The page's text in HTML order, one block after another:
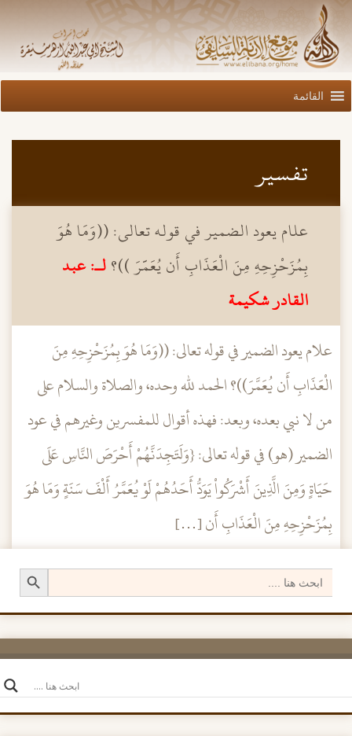
القائمة
تفسير
علام يعود الضمير في قوله تعالى: ((وَمَا هُوَ
بِمُزَحْزِحِهِ مِنَ الْعَذَابِ أَن يُعَمَّرَ ))؟لـ: عبد
القادر شكيمة
علام يعود الضمير في قوله تعالى: ((وَمَا هُوَ بِمُزَحْزِحِهِ مِنَ
الْعَذَابِ أَن يُعَمَّرَ))؟ الحمد لله وحده، والصلاة والسلام على
من لا نبي بعده، وبعد: فهذه أقوال للمفسرين وغيرهم في عود
الضمير (هو) في قوله تعالى: {وَلَتَجِدَنَّهُمْ أَحْرَصَ النَّاسِ عَلَى
حَيَاةٍ وَمِنَ الَّذِينَ أَشْرَكُواْ يَوَدُّ أَحَدُهُمْ لَوْ يُعَمَّرُ أَلْفَ سَنَةٍ وَمَا هُوَ
بِمُزَحْزِحِهِ مِنَ الْعَذَابِ أَن […]
تصفح الإدراجات
Search
for:
Search Button